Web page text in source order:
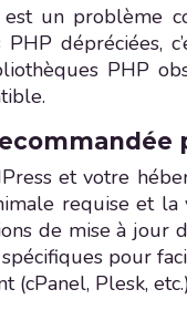
un
PHP
et votre
requise et
de mise à jour
pour
Plesk,